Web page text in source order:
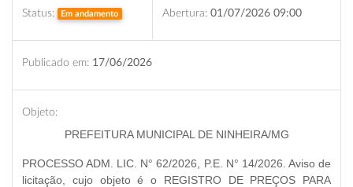
Status: Em andamento Abertura: 01/07/2026 09:00
Publicado em: 17/06/2026
Objeto:
PREFEITURA MUNICIPAL DE NINHEIRA/MG
PROCESSO ADM. LIC. N° 62/2026, P.E. N° 14/2026. Aviso de
licitação, cujo objeto é o REGISTRO DE PREÇOS PARA